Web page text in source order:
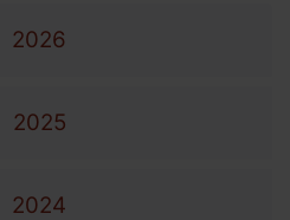
2026
2025
2024